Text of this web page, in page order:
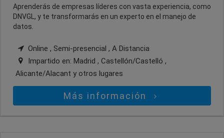
Aprenderás de empresas líderes con vasta experiencia, como
DNVGL, y te transformarás en un experto en el manejo de
datos.
Online , Semi-presencial , A Distancia
Impartido en: Madrid , Castellón/Castelló ,
Alicante/Alacant y otros lugares
Más información